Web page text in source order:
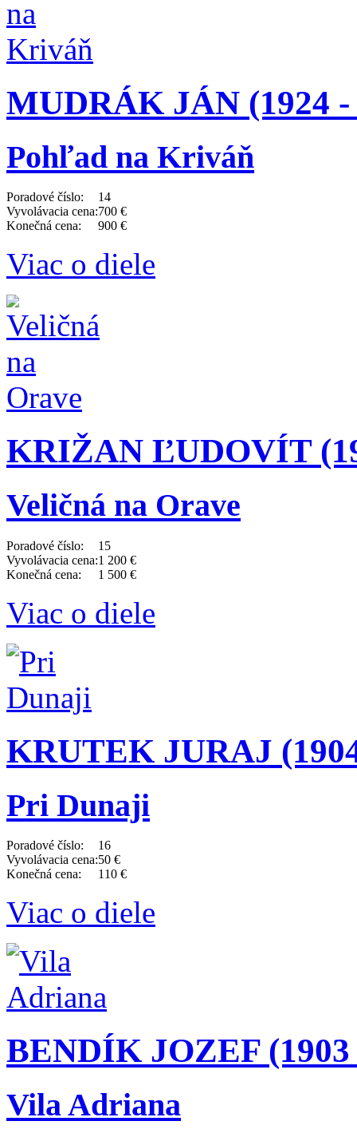
MUDRÁK JÁN (1924 -
Pohľad na Kriváň
Poradové číslo:
14
Vyvolávacia cena:700 €
Konečná cena:
900 €
Viac o diele
KRIŽAN ĽUDOVÍT
Veličná na Orave
Poradové číslo:
15
Vyvolávacia cena:1 200 €
Konečná cena:
1 500 €
Viac o diele
KRUTEK JURAJ
Pri Dunaji
Poradové číslo:
16
Vyvolávacia cena:50 €
Konečná cena:
110 €
Viac o diele
BENDÍK JOZEF (1903
Vila Adriana